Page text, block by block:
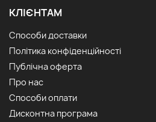
КЛІЄНТАМ
Способи доставки
Політика конфіденційності
Публічна оферта
Про нас
Способи оплати
Дисконтна програма